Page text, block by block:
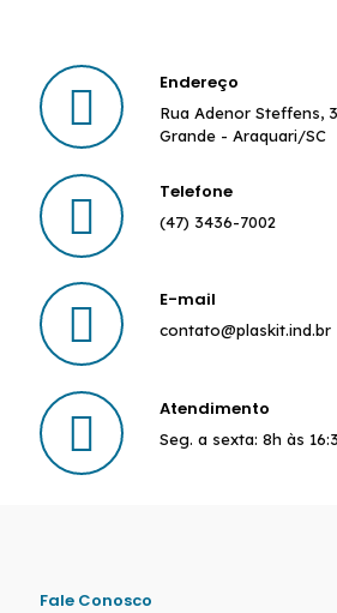
Endereço
Rua Adenor Steffens,
Grande - Araquari/SC
Telefone
(47) 3436-7002
E-mail
contato@plaskit.ind.br
Atendimento
Seg. a sexta: 8h às
Fale Conosco